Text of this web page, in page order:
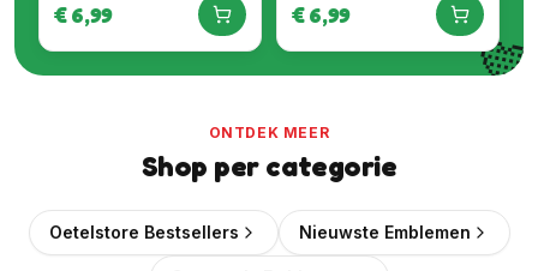
€6,99
Embleem
€6,99
ONTDEK MEER
Shop per categorie
Oetelstore Bestsellers Nieuwste Emblemen